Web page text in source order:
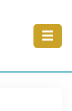
☰